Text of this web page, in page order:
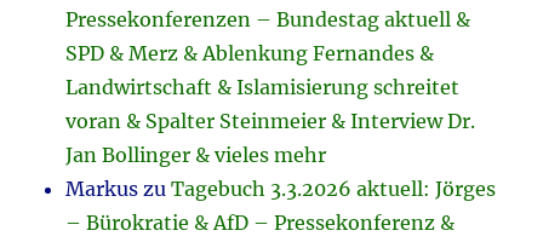
Pressekonferenzen – Bundestag aktuell &
SPD & Merz & Ablenkung Fernandes &
Landwirtschaft & Islamisierung schreitet
voran & Spalter Steinmeier & Interview Dr.
Jan Bollinger & vieles mehr
Markus zuTagebuch 3.3.2026 aktuell: Jörges
– Bürokratie & AfD – Pressekonferenz &